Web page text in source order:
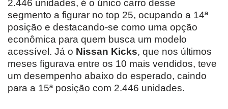
2.446 unidades, é o único carro desse
segmento a figurar no top 25, ocupando a 14ª
posição e destacando-se como uma opção
econômica para quem busca um modelo
acessível. Já o Nissan Kicks, que nos últimos
meses figurava entre os 10 mais vendidos, teve
um desempenho abaixo do esperado, caindo
para a 15ª posição com 2.446 unidades.